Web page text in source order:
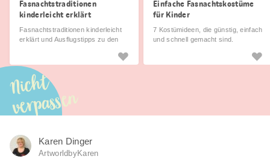
Fasnachtstraditionen
kinderleicht erklärt
Fasnachtstraditionen kinderleicht
erklärt und Ausflugstipps zu den
Einfache Fasnachtskostüme
für Kinder
7 Kostümideen, die günstig, einfach
und schnell gemacht sind.
Nicht
verpassen
Karen Dinger
ArtworldbyKaren